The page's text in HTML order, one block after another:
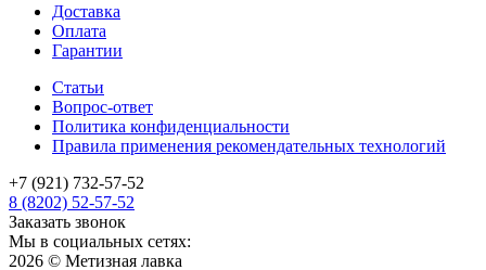
Доставка
Оплата
Гарантии
Статьи
Вопрос-ответ
Политика конфиденциальности
Правила применения рекомендательных технологий
+7 (921) 732-57-52
8 (8202) 52-57-52
Заказать звонок
Мы в социальных сетях:
2026 © Метизная лавка